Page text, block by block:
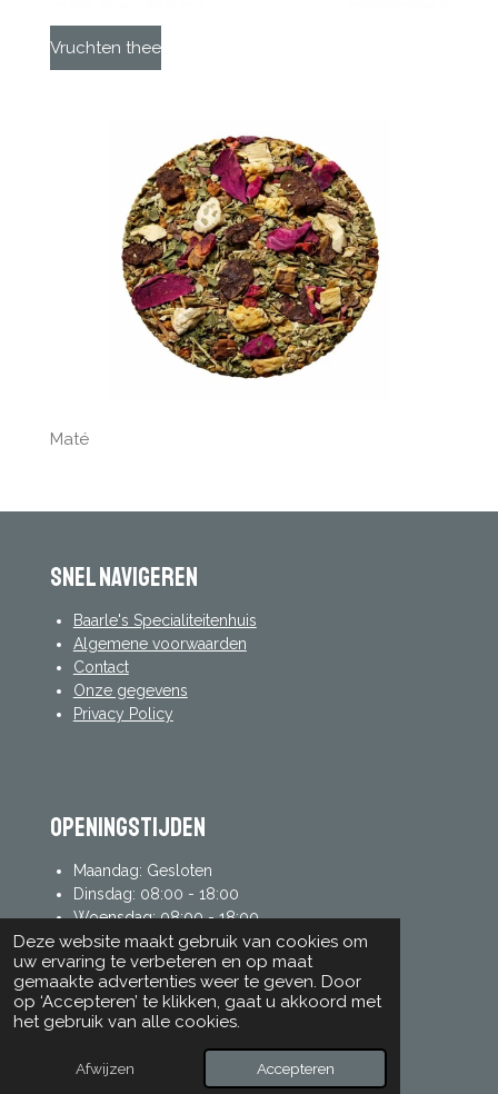
Deze website maakt gebruik van cookies om
uw ervaring te verbeteren en op maat
gemaakte advertenties weer te geven. Door
op ‘Accepteren’ te klikken, gaat u akkoord met
het gebruik van alle cookies.
Afwijzen Accepteren
Vruchten thee
Maté
Snel navigeren
Baarle's Specialiteitenhuis
Algemene voorwaarden
Contact
Onze gegevens
Privacy Policy
Openingstijden
Maandag: Gesloten
Dinsdag: 08:00 - 18:00
Woensdag: 08:00 - 18:00
Donderdag: 08:00 - 18:00
Vrijdag: 08:00 - 18:00
Zaterdag: 08:00 - 17:00
Zondag: 08:00 - 17:00
mijn account